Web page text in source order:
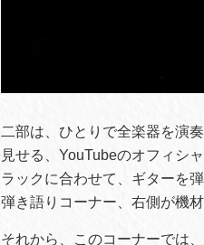
二部は、ひとりで全楽器を演
見せる、YouTubeのオフィシ
ラックに合わせて、ギターを
弾き語りコーナー、右側が機
それから、このコーナーでは